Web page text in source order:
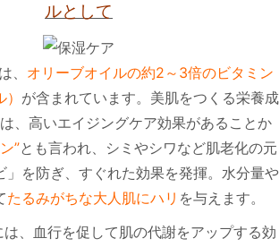
ルとして
、 オリーブオイルの約2～3倍のビタミン
が含まれています。美肌をつくる栄養成
、高いエイジングケア効果があることか
”とも言われ、シミやシワなど肌老化の元
」を防ぎ、すぐれた効果を発揮。水分量や
たるみがちな大人肌にハリ を与えます。
は、血行を促して肌の代謝をアップする効